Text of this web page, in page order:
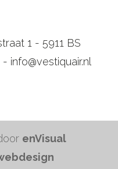
1 - 5911 BS
info@vestiquair.nl
enVisual